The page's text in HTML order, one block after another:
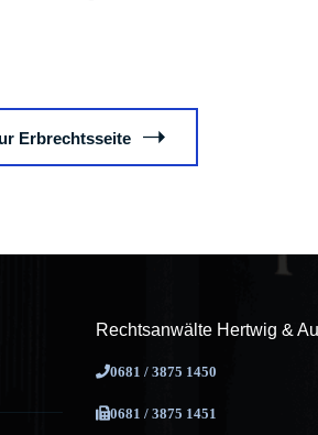
Erbrechtsseite
Rechtsanwälte Hertwig &
0681 / 3875 1450
0681 / 3875 1451